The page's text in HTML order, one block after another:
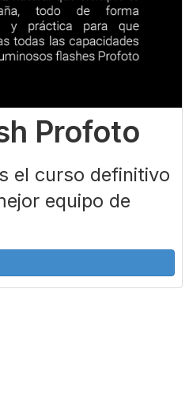
Profoto
el curso definitivo
equipo de